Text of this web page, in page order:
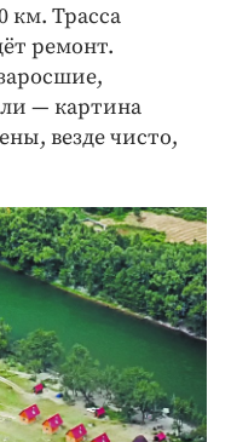
км. Трасса
ремонт.
— картина
везде чисто,